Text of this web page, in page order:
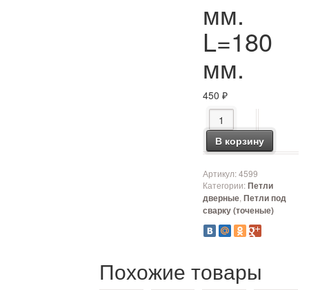
мм.
L=180
мм.
450₽
Количество товара
В корзину
Артикул:4599
Категории:Петли
дверные,Петли под
сварку (точеные)
Похожие товары